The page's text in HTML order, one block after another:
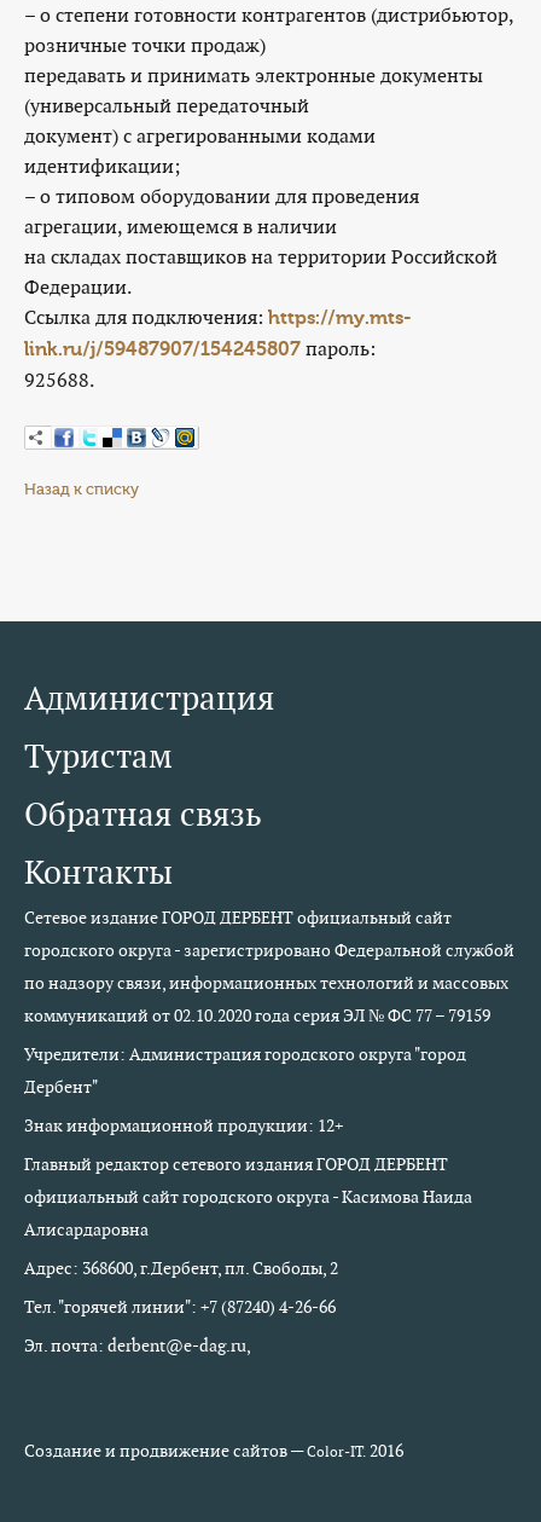
– о степени готовности контрагентов (дистрибьютор,
розничные точки продаж)
передавать и принимать электронные документы
(универсальный передаточный
документ) с агрегированными кодами
идентификации;
– о типовом оборудовании для проведения
агрегации, имеющемся в наличии
на складах поставщиков на территории Российской
Федерации.
Ссылка для подключения: https://my.mts-
link.ru/j/59487907/154245807 пароль:
925688.
Назад к списку
Администрация
Туристам
Обратная связь
Контакты
Сетевое издание ГОРОД ДЕРБЕНТ официальный сайт
городского округа - зарегистрировано Федеральной службой
по надзору связи, информационных технологий и массовых
коммуникаций от 02.10.2020 года серия ЭЛ № ФС 77 – 79159
Учредители: Администрация городского округа "город
Дербент"
Знак информационной продукции: 12+
Главный редактор сетевого издания ГОРОД ДЕРБЕНТ
официальный сайт городского округа - Касимова Наида
Алисардаровна
Адрес: 368600, г.Дербент, пл. Свободы, 2
Тел. "горячей линии": +7 (87240) 4-26-66
Эл. почта: derbent@e-dag.ru,
Создание и продвижение сайтов —Color-IT.2016